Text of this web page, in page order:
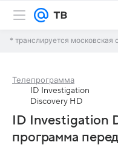
* транслируется московская
Телепрограмма
ID Investigation
Discovery HD
ID Investigation
программа